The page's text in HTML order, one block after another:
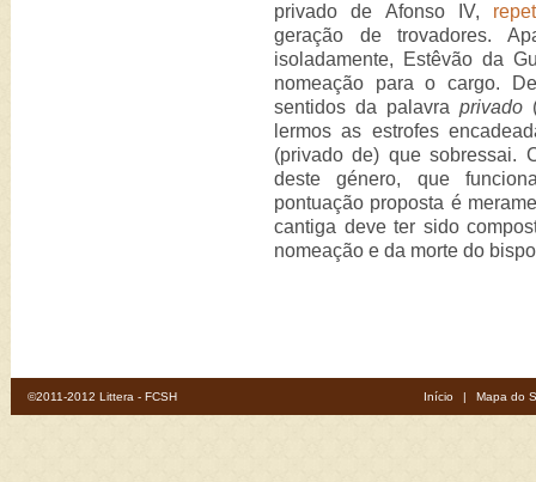
privado de Afonso IV,
geração de trovadores.
isoladamente, Estêvão da
nomeação para o cargo.
sentidos da palavra privado
lermos as estrofes
(privado de) que sobressai.
deste género, que
pontuação proposta é
cantiga deve ter sido
nomeação e da morte do
©2011-2012 Littera - FCSH Início | Mapa do